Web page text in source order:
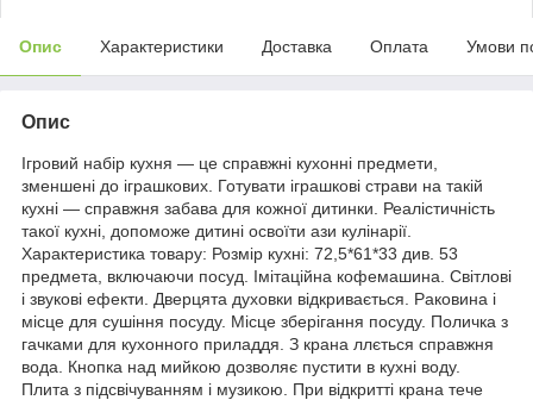
Опис Характеристики Доставка Оплата Умови
Опис
Ігровий набір кухня — це справжні кухонні предмети,
зменшені до іграшкових. Готувати іграшкові страви на такій
кухні — справжня забава для кожної дитинки. Реалістичність
такої кухні, допоможе дитині освоїти ази кулінарії.
Характеристика товару: Розмір кухні: 72,5*61*33 див. 53
предмета, включаючи посуд. Імітаційна кофемашина. Світлові
і звукові ефекти. Дверцята духовки відкривається. Раковина і
місце для сушіння посуду. Місце зберігання посуду. Поличка з
гачками для кухонного приладдя. З крана ллється справжня
вода. Кнопка над мийкою дозволяє пустити в кухні воду.
Плита з підсвічуванням і музикою. При відкритті крана тече